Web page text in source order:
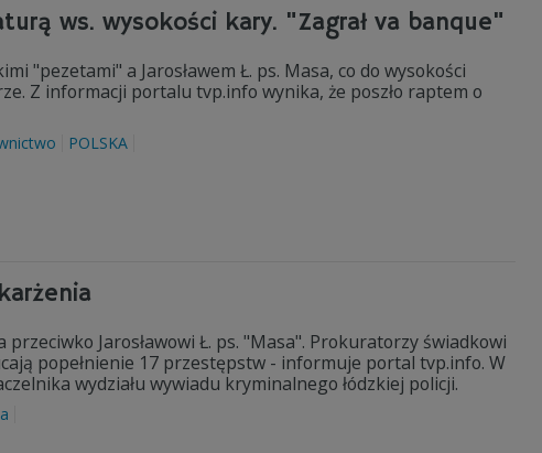
ws. wysokości kary. "Zagrał va banque"
"pezetami" a Jarosławem Ł. ps. Masa, co do wysokości
Z informacji portalu tvp.info wynika, że poszło raptem o
POLSKA
Jarosławowi Ł. ps. "Masa". Prokuratorzy świadkowi
popełnienie 17 przestępstw - informuje portal tvp.info. W
wydziału wywiadu kryminalnego łódzkiej policji.